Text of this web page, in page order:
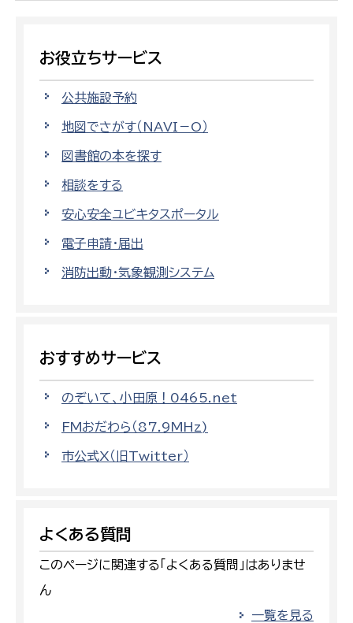
お役立ちサービス
公共施設予約
地図でさがす（NAVI－O）
図書館の本を探す
相談をする
安心安全ユビキタスポータル
電子申請・届出
消防出動・気象観測システム
おすすめサービス
のぞいて、小田原！0465.net
FMおだわら（87.9MHz)
市公式X（旧Twitter）
よくある質問
このページに関連する「よくある質問」はありませ
ん
一覧を見る